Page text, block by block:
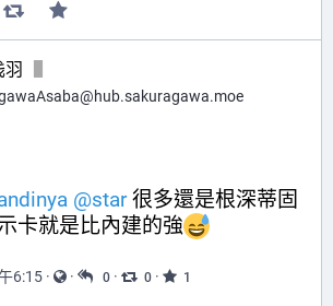
@star 很多還是根深蒂固
卡就是比內建的強
6:15 · · 0 · 0 · 1